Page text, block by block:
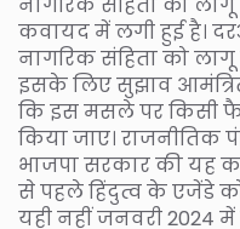
नागरिक संहिता को
कवायद में लगी हुई है।
नागरिक संहिता को
इसके लिए सुझाव
कि इस मसले पर किसी
किया जाए। राजनीतिक
भाजपा सरकार की यह
से पहले हिंदुत्व के एजेंडे
यही नहीं जनवरी 2024